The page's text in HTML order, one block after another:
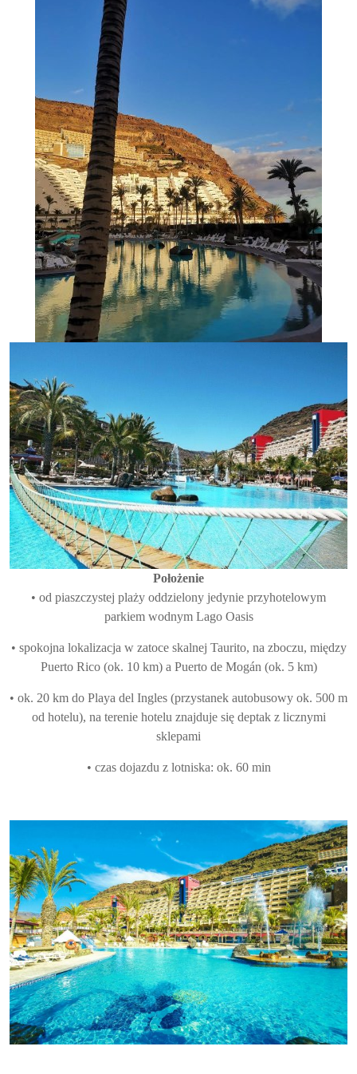
Położenie
• od piaszczystej plaży oddzielony jedynie przyhotelowym
parkiem wodnym Lago Oasis
• spokojna lokalizacja w zatoce skalnej Taurito, na zboczu, między
Puerto Rico (ok. 10 km) a Puerto de Mogán (ok. 5 km)
• ok. 20 km do Playa del Ingles (przystanek autobusowy ok. 500 m
od hotelu), na terenie hotelu znajduje się deptak z licznymi
sklepami
• czas dojazdu z lotniska: ok. 60 min